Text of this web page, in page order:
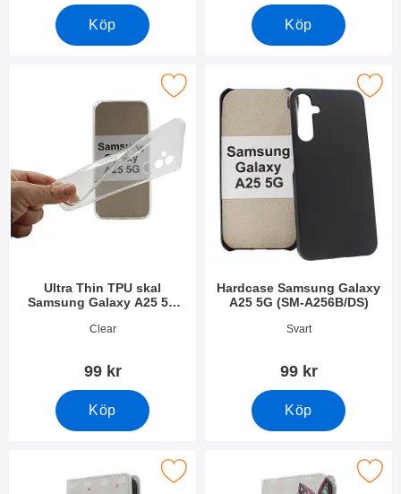
Köp Köp
Ultra Thin TPU skal
Samsung Galaxy A25 5G
Art. nr 49806Clear
99 kr
Köp
TPU skal Samsung Galaxy A25 5G (SM-A256B/DS) som
Hardcase Samsung Galaxy
A25 5G (SM-A256B/DS)
Art. nr 49808Svart
99 kr
Köp
Makera hardcase Samsung Galaxy
designwallet Samsung Galaxy A25 5G som favorit
Makera designwallet Samsung